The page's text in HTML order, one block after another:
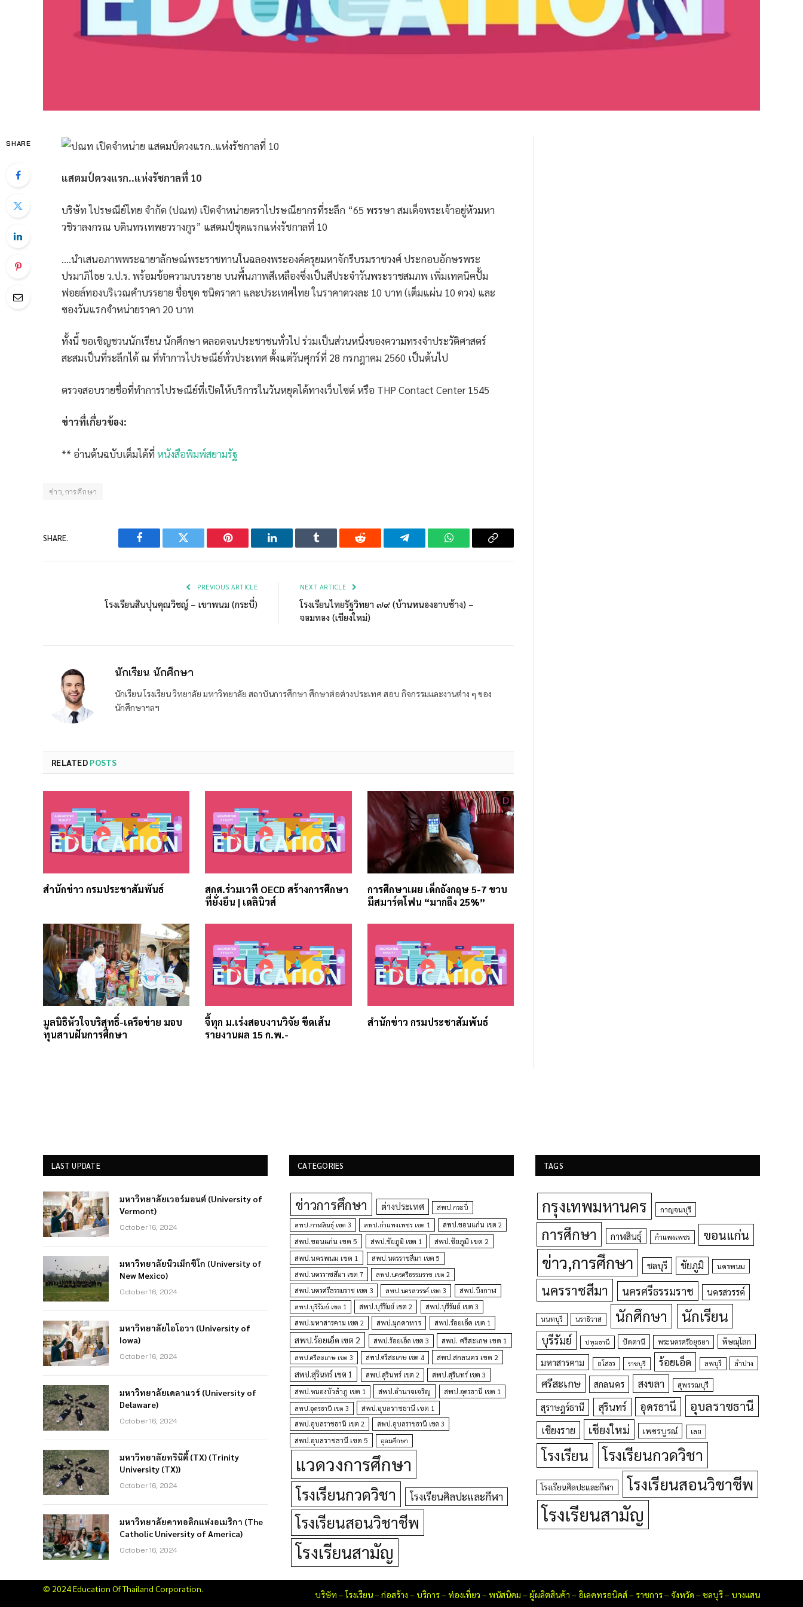
SHARE
แสตมป์ดวงแรก..แห่งรัชกาลที่ 10
บริษัท ไปรษณีย์ไทย จำกัด (ปณท) เปิดจำหน่ายตราไปรษณียากรที่ระลึก “65 พรรษา สมเด็จพระเจ้าอยู่หัวมหา
วชิราลงกรณ บดินทรเทพยวรางกูร” แสตมป์ชุดแรกแห่งรัชกาลที่ 10
….นำเสนอภาพพระฉายาลักษณ์พระราชทานในฉลองพระองค์ครุยมหาจักรีบรมราชวงศ์ ประกอบอักษรพระ
ปรมาภิไธย ว.ป.ร. พร้อมข้อความบรรยาย บนพื้นภาพสีเหลืองซึ่งเป็นสีประจำวันพระราชสมภพ เพิ่มเทคนิคปั้ม
ฟอยล์ทองบริเวณคำบรรยาย ชื่อชุด ชนิดราคา และประเทศไทย ในราคาดวงละ 10 บาท (เต็มแผ่น 10 ดวง) และ
ซองวันแรกจำหน่ายราคา 20 บาท
ทั้งนี้ ขอเชิญชวนนักเรียน นักศึกษา ตลอดจนประชาชนทั่วไป ร่วมเป็นส่วนหนึ่งของความทรงจำประวัติศาสตร์
สะสมเป็นที่ระลึกได้ ณ ที่ทำการไปรษณีย์ทั่วประเทศ ตั้งแต่วันศุกร์ที่ 28 กรกฎาคม 2560 เป็นต้นไป
ตรวจสอบรายชื่อที่ทำการไปรษณีย์ที่เปิดให้บริการในวันหยุดได้ทางเว็บไซต์หรือ THP Contact Center 1545
ข่าวที่เกี่ยวข้อง:
** อ่านต้นฉบับเต็มได้ที่หนังสือพิมพ์สยามรัฐ
ข่าว,การศึกษา
SHARE.
Facebook Twitter Pinterest LinkedIn Tumblr Reddit Telegram WhatsAppCopy
PREVIOUS ARTICLE
โรงเรียนสินปุนคุณวิชญ์ – เขาพนม (กระบี่)
NEXT ARTICLE
โรงเรียนไทยรัฐวิทยา ๗๙ (บ้านหนองอาบช้าง) –
จอมทอง (เชียงใหม่)
นักเรียน นักศึกษา
นักเรียน โรงเรียน วิทยาลัย มหาวิทยาลัย สถาบันการศึกษา ศึกษาต่อต่างประเทศ สอบ กิจกรรมและงานต่าง ๆ ของ
นักศึกษาฯลฯ
RELATED POSTS
สำนักข่าว กรมประชาสัมพันธ์
สกศ.ร่วมเวที OECD สร้างการศึกษา
ที่ยั่งยืน | เดลินิวส์
การศึกษาเผย เด็กอังกฤษ 5-7 ขวบ
มีสมาร์ตโฟน “มากถึง 25%”
มูลนิธิหัวใจบริสุทธิ์-เครือข่าย มอบ
ทุนสานฝันการศึกษา
จี้ทุก ม.เร่งสอบงานวิจัย ขีดเส้น
รายงานผล 15 ก.พ.-
สำนักข่าว กรมประชาสัมพันธ์
LAST UPDATE
มหาวิทยาลัยเวอร์มอนต์ (University of
Vermont)
October 16, 2024
มหาวิทยาลัยนิวเม็กซิโก (University of
New Mexico)
October 16, 2024
มหาวิทยาลัยไอโอวา (University of
Iowa)
October 16, 2024
มหาวิทยาลัยเดลาแวร์ (University of
Delaware)
October 16, 2024
มหาวิทยาลัยทรินิตี้ (TX) (Trinity
University (TX))
October 16, 2024
มหาวิทยาลัยคาทอลิกแห่งอเมริกา (The
Catholic University of America)
October 16, 2024
CATEGORIES
ข่าวการศึกษา ต่างประเทศ สพป.กระบี่
สพป.กาฬสินธุ์ เขต 3 สพป.กำแพงเพชร เขต 1 สพป.ขอนแก่น เขต 2
สพป.ขอนแก่น เขต 5 สพป.ชัยภูมิ เขต 1
สพป.ชัยภูมิ เขต 2
สพป.นครพนม เขต 1
สพป.นครราชสีมา เขต 5
สพป.นครราชสีมา เขต 7
สพป.นครศรีธรรมราช เขต 2
สพป.นครศรีธรรมราช เขต 3 สพป.นครสวรรค์ เขต 3
สพป.บึงกาฬ
สพป.บุรีรัมย์ เขต 1
สพป.บุรีรัมย์ เขต 2
สพป.บุรีรัมย์ เขต 3
สพป.มหาสารคาม เขต 2
สพป.มุกดาหาร สพป.ร้อยเอ็ด เขต 1
สพป.ร้อยเอ็ด เขต 2 สพป.ร้อยเอ็ด เขต 3 สพป. ศรีสะเกษ เขต 1
สพป.ศรีสะเกษ เขต 3 สพป.ศรีสะเกษ เขต 4 สพป.สกลนคร เขต 2
สพป.สุรินทร์ เขต 1 สพป.สุรินทร์ เขต 2
สพป.สุรินทร์ เขต 3
สพป.หนองบัวลำภู เขต 1
สพป.อำนาจเจริญ
สพป.อุดรธานี เขต 1
สพป.อุดรธานี เขต 3
สพป.อุบลราชธานี เขต 1
สพป.อุบลราชธานี เขต 2 สพป.อุบลราชธานี เขต 3
สพป.อุบลราชธานี เขต 5 อุดมศึกษา
แวดวงการศึกษา
โรงเรียนกวดวิชา โรงเรียนศิลปะและกีฬา
โรงเรียนสอนวิชาชีพ
โรงเรียนสามัญ
TAGS
กรุงเทพมหานคร กาญจนบุรี
การศึกษา กาฬสินธุ์ กำแพงเพชร ขอนแก่น
ข่าว,การศึกษา ชลบุรี ชัยภูมิ นครพนม
นครราชสีมา นครศรีธรรมราช นครสวรรค์
นนทบุรี นราธิวาส นักศึกษา นักเรียน
บุรีรัมย์ ปทุมธานี ปัตตานี พระนครศรีอยุธยา พิษณุโลก
มหาสารคาม ยโสธร ราชบุรี ร้อยเอ็ด ลพบุรี ลำปาง
ศรีสะเกษ สกลนคร สงขลา สุพรรณบุรี
สุราษฎร์ธานี สุรินทร์ อุดรธานี อุบลราชธานี
เชียงราย เชียงใหม่ เพชรบูรณ์ เลย
โรงเรียน โรงเรียนกวดวิชา
โรงเรียนศิลปะและกีฬา โรงเรียนสอนวิชาชีพ
โรงเรียนสามัญ
© 2024 Education Of Thailand Corporation.
บริษัท –โรงเรียน– ก่อสร้าง – บริการ– ท่องเที่ยว – พนัสนิคม – ผู้ผลิตสินค้า – อิเลคทรอนิคส์– ราชการ– จังหวัด – ชลบุรี– บางแสน